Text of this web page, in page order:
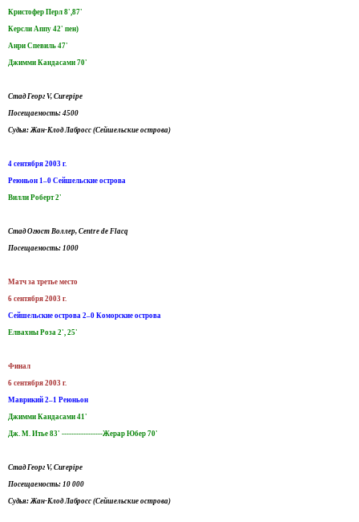
Кристофер Перл 8',87'
Керсли Аппу 42' пен)
Анри Спевиль 47'
Джимми Кандасами 70'
Стад Георг V, Curepipe
Посещаемость: 4500
Судья: Жан-Клод Лабросс (Сейшельские острова)
4 сентября 2003 г.
Реюньон 1–0 Сейшельские острова
Вилли Роберт 2'
Стад Огюст Воллер, Centre de Flacq
Посещаемость: 1000
Матч за третье место
6 сентября 2003 г.
Сейшельские острова 2–0 Коморские острова
Елвахны Роза 2', 25'
Финал
6 сентября 2003 г.
Маврикий 2–1 Реюньон
Джимми Кандасами 41'
Дж. М. Итье 83' -----------------Жерар Юбер 70'
Стад Георг V, Curepipe
Посещаемость: 10 000
Судья: Жан-Клод Лабросс (Сейшельские острова)